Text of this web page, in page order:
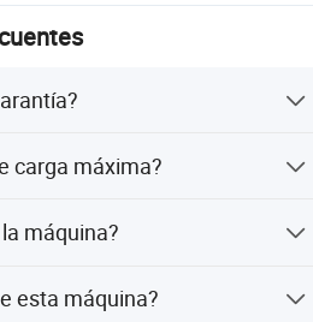
carga máxima?
máquina?
personalización menores.
esta máquina?